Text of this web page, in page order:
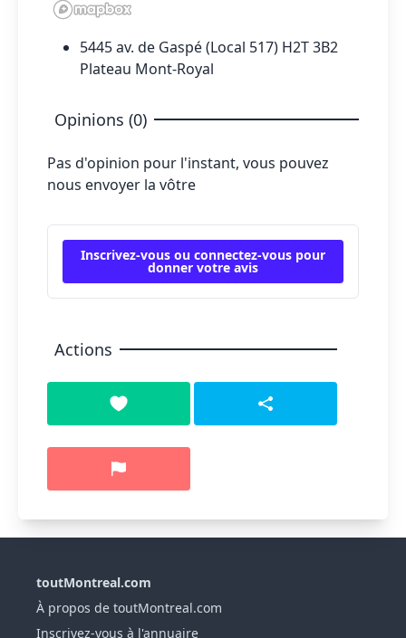
5445 av. de Gaspé (Local 517) H2T 3B2
Plateau Mont-Royal
Opinions (0)
Pas d'opinion pour l'instant, vous pouvez
nous envoyer la vôtre
Inscrivez-vous ou connectez-vous pour
donner votre avis
Actions
toutMontreal.com
À propos de toutMontreal.com
Inscrivez-vous à l'annuaire